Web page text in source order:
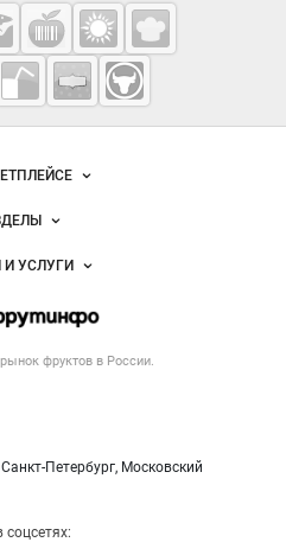
проекты
рынок фруктовв России.
Петербург, Московский
Fruitinfo.ru
рекламы
оферта
информация
персональных данных
рынка
УСЛУГИ
продукция
соцсетях: